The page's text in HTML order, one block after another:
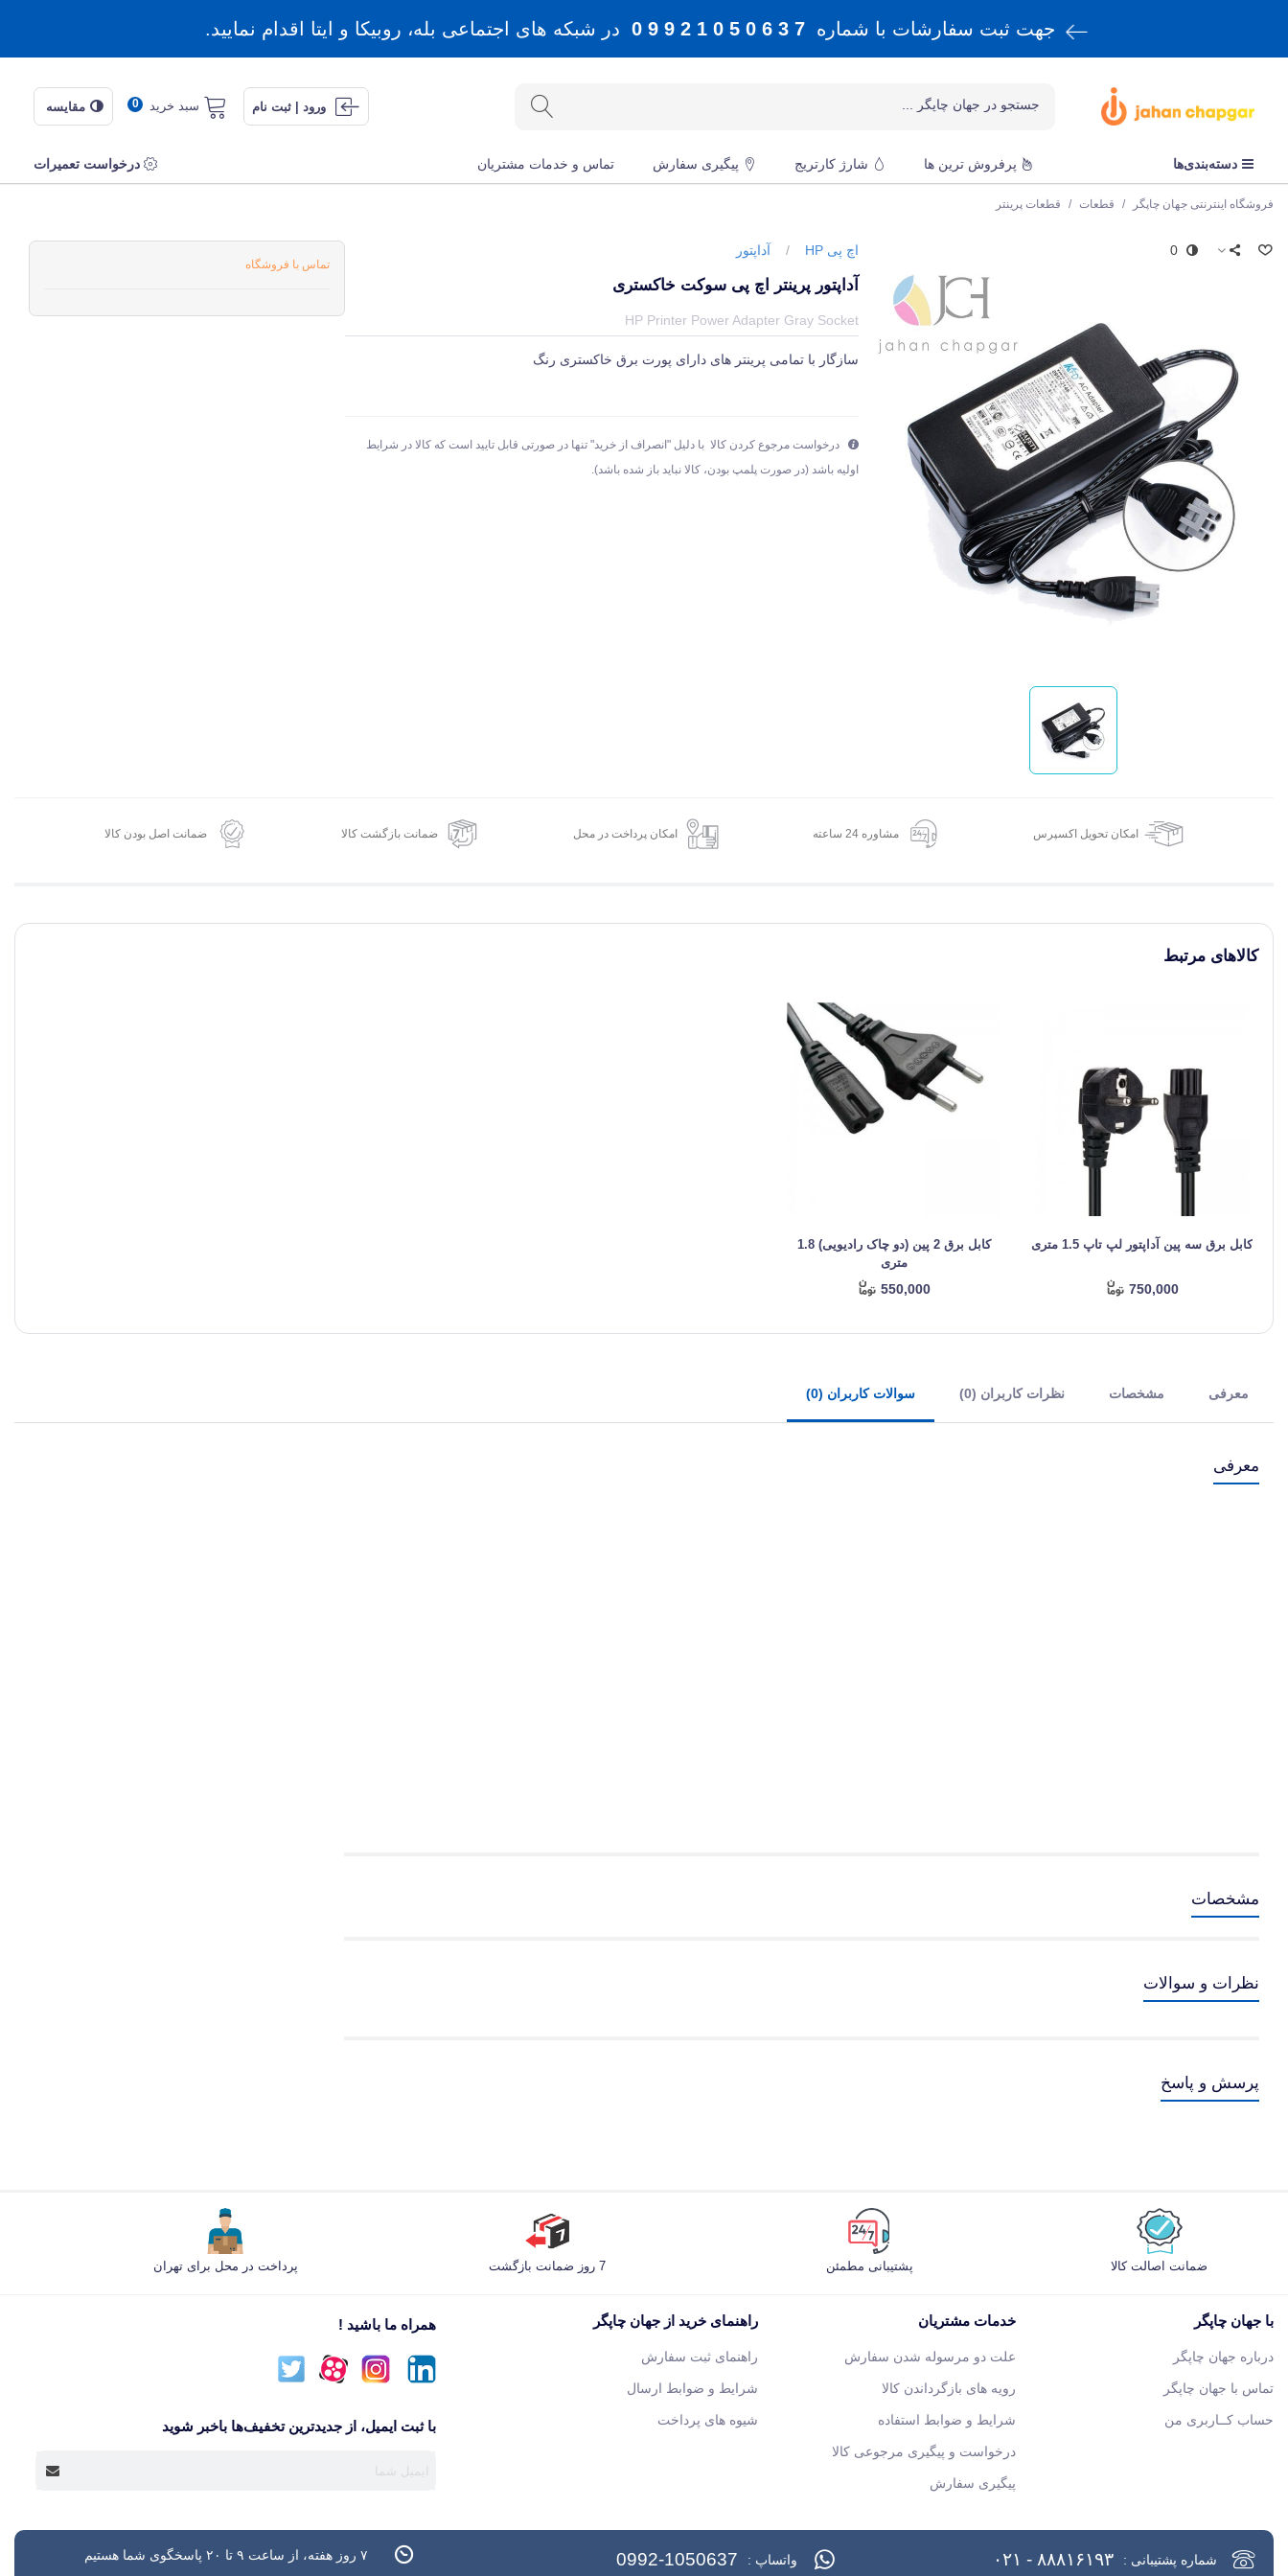
جهت ثبت سفارشات با شماره 7 3 6 0 5 0 1 2 9 9 0 در شبکه های اجتماعی بله، روبیکا و ایتا اقدام نمایید.
ورود | ثبت نام 0 سبد خرید مقایسه
دسته‌بندی‌ها پرفروش ترین ها شارژ کارتریج پیگیری سفارش تماس و خدمات مشتریان درخواست تعمیرات
فروشگاه اینترنتی جهان چاپگر / قطعات / قطعات پرینتر
0 اچ پی HP / آداپتور
آداپتور پرینتر اچ پی سوکت خاکستری
HP Printer Power Adapter Gray Socket
سازگار با تمامی پرینتر های دارای پورت برق خاکستری رنگ
درخواست مرجوع کردن کالا با دلیل "انصراف از خرید" تنها در صورتی قابل تایید است که کالا در شرایط
اولیه باشد (در صورت پلمپ بودن، کالا نباید باز شده باشد).
تماس با فروشگاه
امکان تحویل اکسپرس مشاوره 24 ساعته امکان پرداخت در محل ضمانت بازگشت کالا ضمانت اصل بودن کالا
کالاهای مرتبط
کابل برق سه پین آداپتور لپ تاپ 1.5 متری
750,000
کابل برق 2 پین (دو چاک رادیویی) 1.8
متری
550,000
معرفی مشخصات نظرات کاربران (0) سوالات کاربران (0)
معرفی
مشخصات
نظرات و سوالات
پرسش و پاسخ
ضمانت اصالت کالا پشتیبانی مطمئن 7 روز ضمانت بازگشت پرداخت در محل برای تهران
با جهان چاپگر
درباره جهان چاپگر
تماس با جهان چاپگر
حساب کــاربری من
خدمات مشتریان
علت دو مرسوله شدن سفارش
رویه های بازگرداندن کالا
شرایط و ضوابط استفاده
درخواست و پیگیری مرجوعی کالا
پیگیری سفارش
راهنمای خرید از جهان چاپگر
راهنمای ثبت سفارش
شرایط و ضوابط ارسال
شیوه های پرداخت
همراه ما باشید !
با ثبت ایمیل، از جدید‌ترین تخفیف‌ها با‌خبر شوید
شماره پشتیبانی : ۸۸۸۱۶۱۹۳ - ۰۲۱ واتساپ : 0992-1050637 ۷ روز هفته، از ساعت ۹ تا ۲۰ پاسخگوی شما هستیم